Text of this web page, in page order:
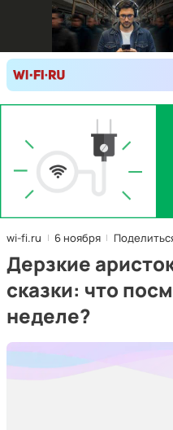
wi-fi.ru 6 ноября
Дерзкие
сказки: что
неделе?